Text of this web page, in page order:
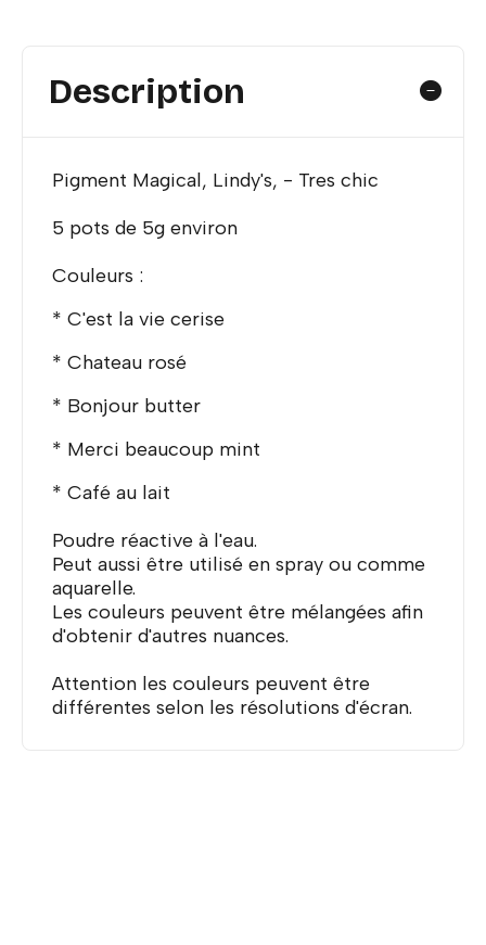
Description
Pigment Magical, Lindy's, - Tres chic
5 pots de 5g environ
Couleurs :
* C'est la vie cerise
* Chateau rosé
* Bonjour butter
* Merci beaucoup mint
* Café au lait
Poudre réactive à l'eau.
Peut aussi être utilisé en spray ou comme
aquarelle.
Les couleurs peuvent être mélangées afin
d'obtenir d'autres nuances.
Attention les couleurs peuvent être
différentes selon les résolutions d'écran.